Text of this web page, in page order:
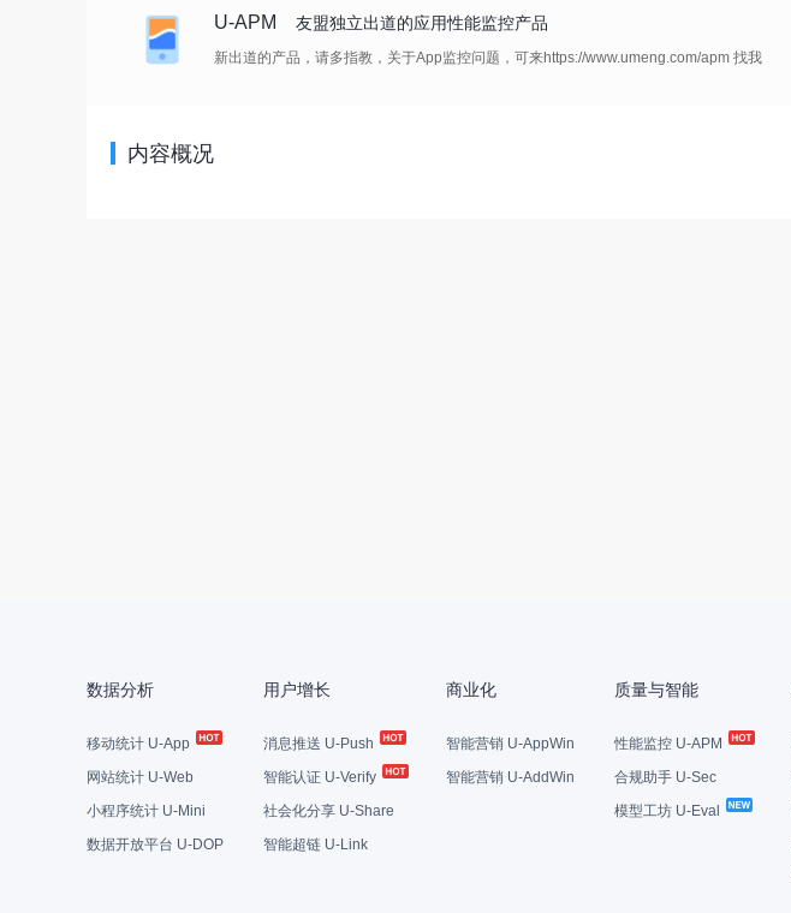
U-APM 友盟独立出道的应用性能监控产品
新出道的产品，请多指教，关于App监控问题，可来https://www.umeng.com/apm 找我
内容概况
数据分析
移动统计 U-App
网站统计 U-Web
小程序统计 U-Mini
数据开放平台 U-DOP
用户增长
消息推送 U-Push
智能认证 U-Verify
社会化分享 U-Share
智能超链 U-Link
商业化
智能营销 U-AppWin
智能营销 U-AddWin
质量与智能
性能监控 U-APM
合规助手 U-Sec
模型工坊 U-Eval